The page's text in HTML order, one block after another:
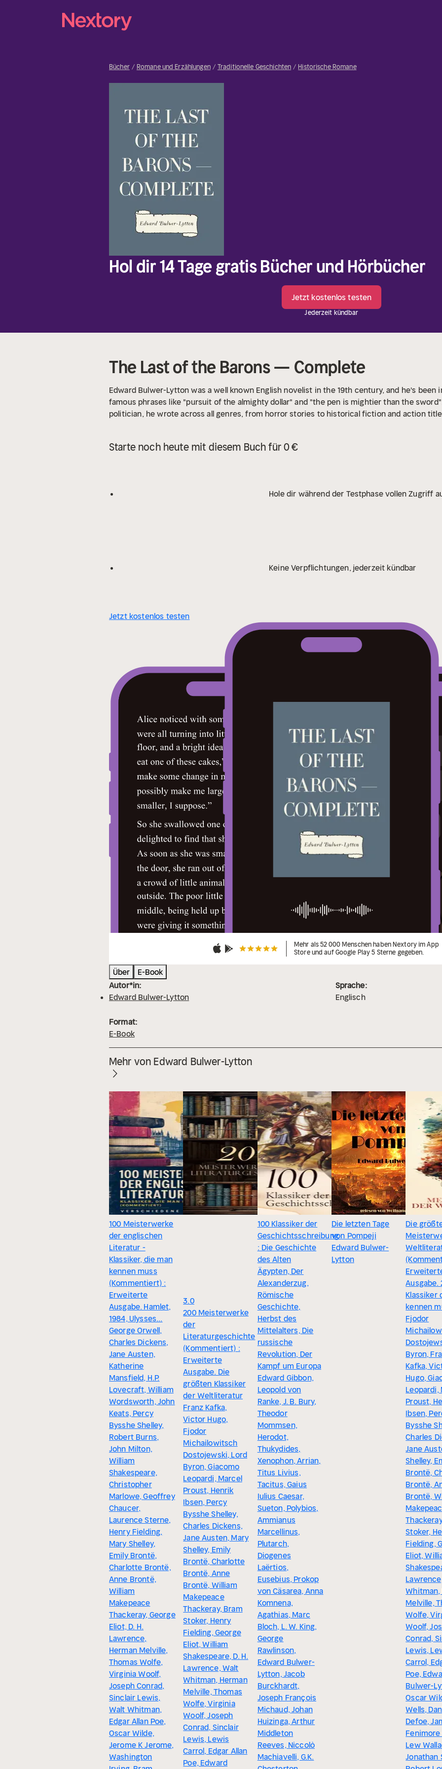
Bücher Romane und Erzählungen Traditionelle Geschichten Historische Romane
Hol dir 14 Tage gratis Bücher und Hörbücher
Jetzt kostenlos testen
Jederzeit kündbar
The Last of the Barons — Complete
Edward Bulwer-Lytton was a well known English novelist in the 19th century, and he's
famous phrases like "pursuit of the almighty dollar" and "the pen is mightier than the
politician, he wrote across all genres, from horror stories to historical fiction and action
Starte noch heute mit diesem Buch für 0 €
Hole dir während der Testphase vollen Zugriff
Keine Verpflichtungen, jederzeit kündbar
Jetzt kostenlos testen
Mehr als 52 000 Menschen haben Nextory im App
Store und auf Google Play 5 Sterne gegeben.
Über
E-Book
Autor*in:
Edward Bulwer-Lytton
Sprache:
Englisch
Format:
E-Book
Mehr von Edward Bulwer-Lytton
100 Meisterwerke
der englischen
Literatur -
Klassiker, die man
kennen muss
(Kommentiert) :
Erweiterte
Ausgabe. Hamlet,
1984, Ulysses...
George Orwell,
Charles Dickens,
Jane Austen,
Katherine
Mansfield, H.P.
Lovecraft, William
Wordsworth, John
Keats, Percy
Bysshe Shelley,
Robert Burns,
John Milton,
William
Shakespeare,
Christopher
Marlowe, Geoffrey
Chaucer,
Laurence Sterne,
Henry Fielding,
Mary Shelley,
Emily Brontë,
Charlotte Brontë,
Anne Brontë,
William
Makepeace
Thackeray, George
Eliot, D. H.
Lawrence,
Herman Melville,
Thomas Wolfe,
Virginia Woolf,
Joseph Conrad,
Sinclair Lewis,
Walt Whitman,
Edgar Allan Poe,
Oscar Wilde,
Jerome K Jerome,
Washington
3.0
200 Meisterwerke
der
Literaturgeschichte
(Kommentiert) :
Erweiterte
Ausgabe. Die
größten Klassiker
der Weltliteratur
Franz Kafka,
Victor Hugo,
Fjodor
Michailowitsch
Dostojewski, Lord
Byron, Giacomo
Leopardi, Marcel
Proust, Henrik
Ibsen, Percy
Bysshe Shelley,
Charles Dickens,
Jane Austen, Mary
Shelley, Emily
Brontë, Charlotte
Brontë, Anne
Brontë, William
Makepeace
Thackeray, Bram
Stoker, Henry
Fielding, George
Eliot, William
Shakespeare, D. H.
Lawrence, Walt
Whitman, Herman
Melville, Thomas
Wolfe, Virginia
Woolf, Joseph
Conrad, Sinclair
Lewis, Lewis
Carrol, Edgar Allan
Poe, Edward
100 Klassiker der
Geschichtsschreibung
: Die Geschichte
des Alten
Ägypten, Der
Alexanderzug,
Römische
Geschichte,
Herbst des
Mittelalters, Die
russische
Revolution, Der
Kampf um Europa
Edward Gibbon,
Leopold von
Ranke, J. B. Bury,
Theodor
Mommsen,
Herodot,
Thukydides,
Xenophon, Arrian,
Titus Livius,
Tacitus, Gaius
Iulius Caesar,
Sueton, Polybios,
Ammianus
Marcellinus,
Plutarch,
Diogenes
Laërtios,
Eusebius, Prokop
von Cäsarea, Anna
Komnena,
Agathias, Marc
Bloch, L. W. King,
George
Rawlinson,
Edward Bulwer-
Lytton, Jacob
Burckhardt,
Joseph François
Michaud, Johan
Huizinga, Arthur
Middleton
Reeves, Niccolò
Machiavelli, G.K.
Die letzten Tage
von Pompeji
Edward Bulwer-
Lytton
Die
Ausgabe.
Klassiker
kennen
Fjodor
Byron,
Kafka,
Hugo,
Leopardi,
Proust,
Ibsen,
Bysshe
Charles
Jane
Shelley,
Brontë,
Brontë,
Brontë,
Stoker,
Fielding,
Eliot,
Whitman,
Melville,
Wolfe,
Woolf,
Conrad,
Lewis,
Carrol,
Poe,
Bulwer-
Oscar
Wells,
Defoe,
Fenimore
Lew
Jonathan